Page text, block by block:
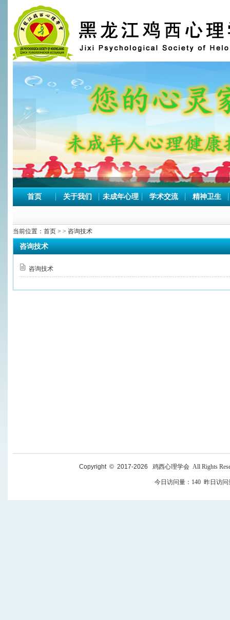
首页 关于我们 未成年心理 学术交流 精神卫生
当前位置： 首页 > > 咨询技术
咨询技术
咨询技术
Copyright © 2017-2026 鸡西心理学会 All Rights
今日访问量： 140 昨日访问